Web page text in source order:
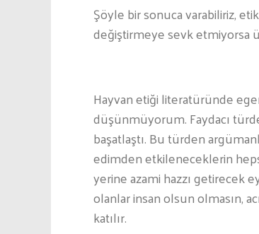
Şöyle bir sonuca varabiliriz,
değiştirmeye sevk etmiyorsa
Hayvan etiği literatüründe
düşünmüyorum. Faydacı
başatlaştı. Bu türden
edimden etkileneceklerin
yerine azami hazzı getirecek
olanlar insan olsun olmasın,
katılır.